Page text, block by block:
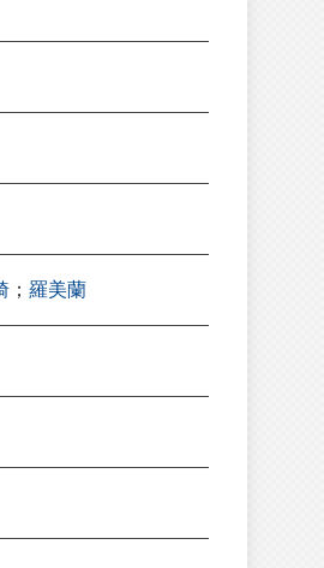
； 羅美蘭